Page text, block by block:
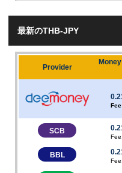
最新のTHB-JPY